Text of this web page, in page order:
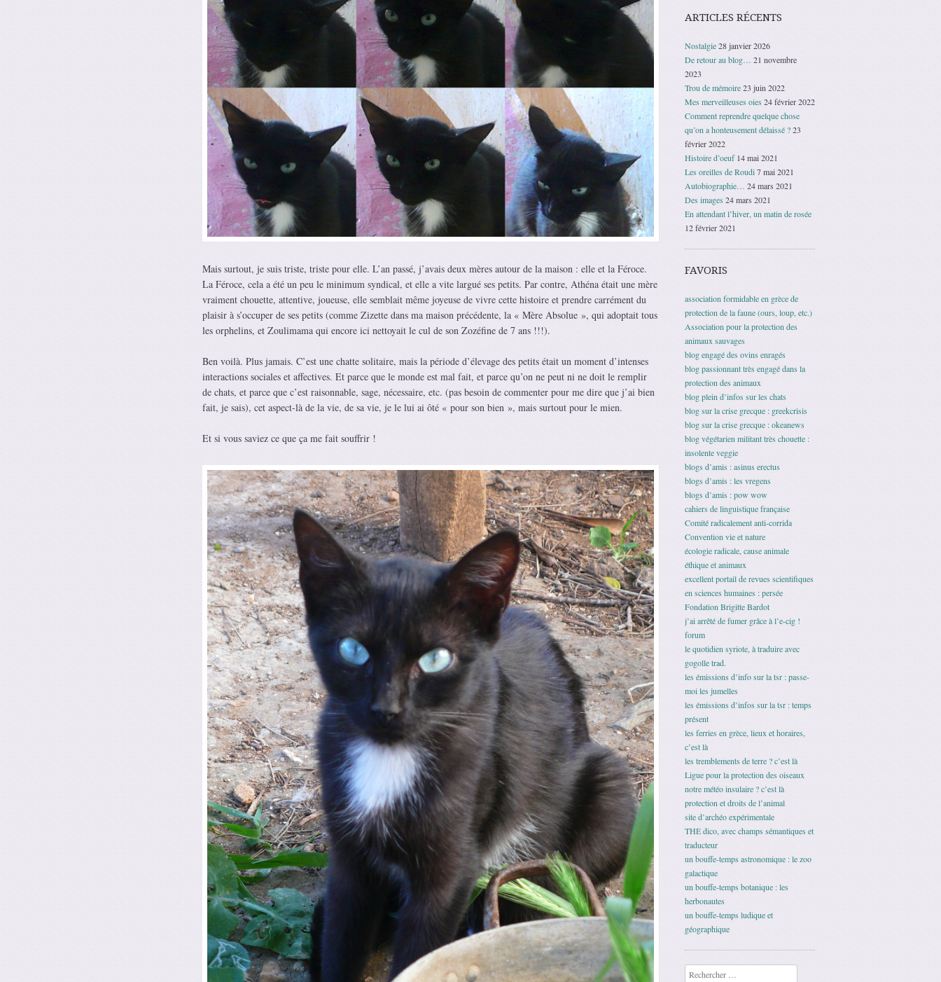
Mais surtout, je suis triste, triste pour elle. L’an passé, j’avais deux mères autour de la maison : elle et la Féroce.
La Féroce, cela a été un peu le minimum syndical, et elle a vite largué ses petits. Par contre, Athéna était une mère
vraiment chouette, attentive, joueuse, elle semblait même joyeuse de vivre cette histoire et prendre carrément du
plaisir à s’occuper de ses petits (comme Zizette dans ma maison précédente, la « Mère Absolue », qui adoptait tous
les orphelins, et Zoulimama qui encore ici nettoyait le cul de son Zozéfine de 7 ans !!!).
Ben voilà. Plus jamais. C’est une chatte solitaire, mais la période d’élevage des petits était un moment d’intenses
interactions sociales et affectives. Et parce que le monde est mal fait, et parce qu’on ne peut ni ne doit le remplir
de chats, et parce que c’est raisonnable, sage, nécessaire, etc. (pas besoin de commenter pour me dire que j’ai bien
fait, je sais), cet aspect-là de la vie, de sa vie, je le lui ai ôté « pour son bien », mais surtout pour le mien.
Et si vous saviez ce que ça me fait souffrir !
ARTICLES RÉCENTS
Nostalgie28 janvier 2026
De retour au blog… 21 novembre
2023
Trou de mémoire23 juin 2022
Mes merveilleuses oies 24 février 2022
Comment reprendre quelque chose
qu’on a honteusement délaissé ?23
février 2022
Histoire d’oeuf 14 mai 2021
Les oreilles de Roudi7 mai 2021
Autobiographie… 24 mars 2021
Des images 24 mars 2021
En attendant l’hiver, un matin de rosée
12 février 2021
FAVORIS
association formidable en grèce de
protection de la faune (ours, loup, etc.)
Association pour la protection des
animaux sauvages
blog engagé des ovins enragés
blog passionnant très engagé dans la
protection des animaux
blog plein d’infos sur les chats
blog sur la crise grecque : greekcrisis
blog sur la crise grecque : okeanews
blog végétarien militant très chouette :
insolente veggie
blogs d’amis : asinus erectus
blogs d’amis : les vregens
blogs d’amis : pow wow
cahiers de linguistique française
Comité radicalement anti-corrida
Convention vie et nature
écologie radicale, cause animale
éthique et animaux
excellent portail de revues scientifiques
en sciences humaines : persée
Fondation Brigitte Bardot
j’ai arrêté de fumer grâce à l’e-cig !
forum
le quotidien syriote, à traduire avec
gogolle trad.
les émissions d’info sur la tsr : passe-
moi les jumelles
les émissions d’infos sur la tsr : temps
présent
les ferries en grèce, lieux et horaires,
c’est là
les tremblements de terre ? c’est là
Ligue pour la protection des oiseaux
notre météo insulaire ? c’est là
protection et droits de l’animal
site d’archéo expérimentale
THE dico, avec champs sémantiques et
traducteur
un bouffe-temps astronomique : le zoo
galactique
un bouffe-temps botanique : les
herbonautes
un bouffe-temps ludique et
géographique
Recherche